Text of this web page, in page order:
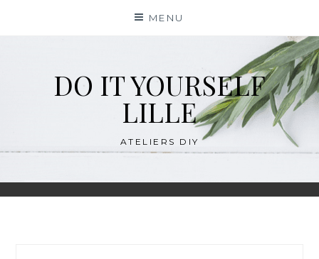
MENU
DO IT YOURSELF
LILLE
ATELIERS DIY